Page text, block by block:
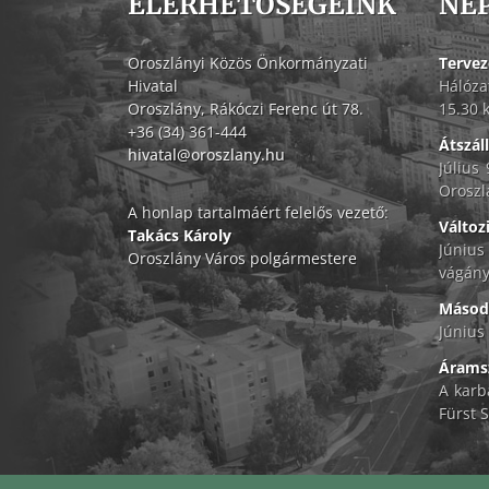
Oroszlányi Közös Önkormányzati
Hivatal
Oroszlány, Rákóczi Ferenc út 78.
+36 (34) 361-444
hivatal@oroszlany.hu
A honlap tartalmáért felelős vezető:
Takács Károly
Oroszlány Város polgármestere
15.30
Július
A
Fürst